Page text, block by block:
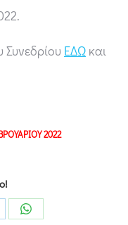
Συνεδρίου ΕΔΩ και
2022